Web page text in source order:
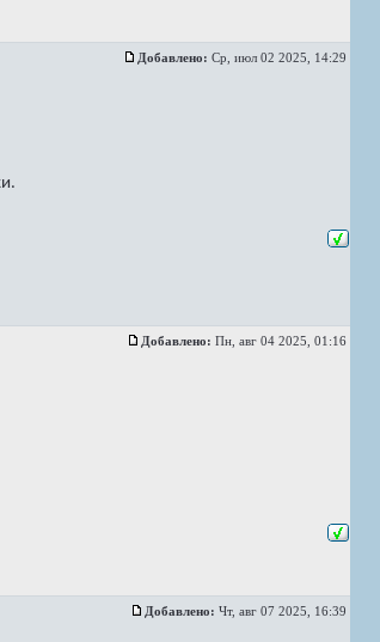
Добавлено: Ср, июл 02 2025, 14:29
Добавлено: Пн, авг 04 2025, 01:16
Добавлено: Чт, авг 07 2025, 16:39